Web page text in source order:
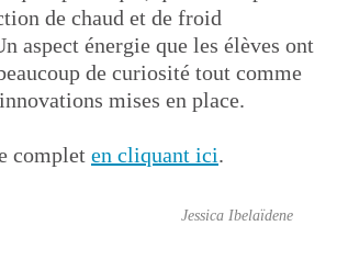
de chaud et de froid
aspect énergie que les élèves ont
de curiosité tout comme
mises en place.
complet en cliquant ici.
Jessica Ibelaïdene